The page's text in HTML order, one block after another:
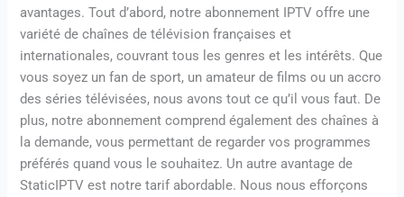
avantages. Tout d’abord, notre abonnement IPTV offre une
variété de chaînes de télévision françaises et
internationales, couvrant tous les genres et les intérêts. Que
vous soyez un fan de sport, un amateur de films ou un accro
des séries télévisées, nous avons tout ce qu’il vous faut. De
plus, notre abonnement comprend également des chaînes à
la demande, vous permettant de regarder vos programmes
préférés quand vous le souhaitez. Un autre avantage de
StaticIPTV est notre tarif abordable. Nous nous efforçons